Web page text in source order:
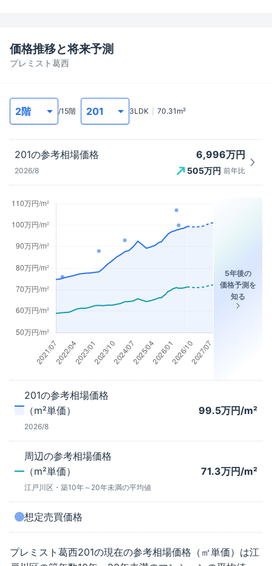
プレミスト葛西
価格推移と将来予測
/15階 3LDK 70.31 m²
201の参考相場価格
2026/8
6,996万円
505万円 前年比
5年後の
価格予測を
知る
201の参考相場価格
（m²単価）
2026/8
99.5万円/m²
周辺の参考相場価格
（m²単価）
江戸川区 ・築10年～20年未満の平均値
71.3万円/m²
想定売買価格
プレミスト葛西201の現在の参考相場価格（㎡単価）は江